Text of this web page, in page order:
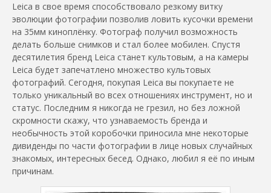
Leica в свое время способствовало резкому витку
эволюции фотографии позволив ловить кусочки времени
на 35мм киноплёнку. Фотограф получил возможность
делать больше снимков и стал более мобилен. Спустя
десятилетия бренд Leica станет культовым, а на камеры
Leica будет запечатлено множество культовых
фотографий. Сегодня, покупая Leica вы покупаете не
только уникальный во всех отношениях инструмент, но и
статус. Последним я никогда не грезил, но без ложной
скромности скажу, что узнаваемость бренда и
необычность этой коробочки приносила мне некоторые
дивиденды по части фотографии в лице новых случайных
знакомых, интересных бесед. Однако, любил я её по иным
причинам.